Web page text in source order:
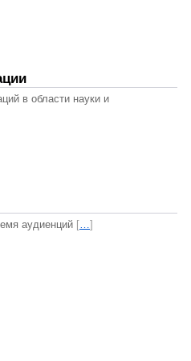
в области науки и
аудиенций […]